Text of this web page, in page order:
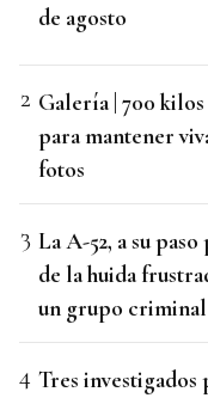
de agosto
Galería | 700
para mantener
fotos
La A-52, a su
de la huida
un grupo criminal
Tres